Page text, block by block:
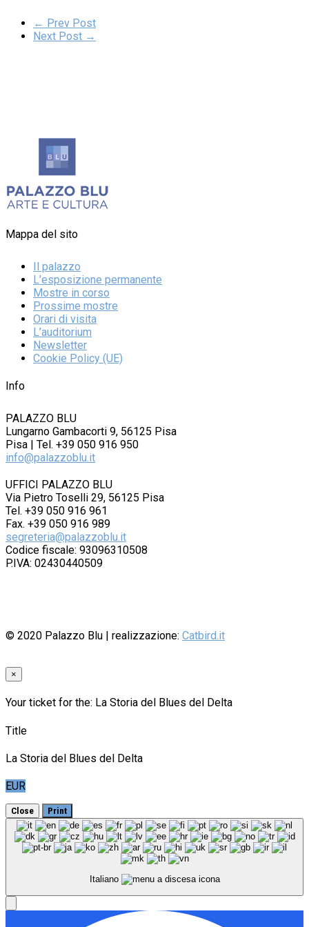
← Prev Post
Next Post →
Mappa del sito
Il palazzo
L’esposizione permanente
Mostre in corso
Prossime mostre
Orari di visita
L’auditorium
Newsletter
Cookie Policy (UE)
Info
PALAZZO BLU
Lungarno Gambacorti 9, 56125 Pisa
Pisa | Tel. +39 050 916 950
info@palazzoblu.it
UFFICI PALAZZO BLU
Via Pietro Toselli 29, 56125 Pisa
Tel. +39 050 916 961
Fax. +39 050 916 989
segreteria@palazzoblu.it
Codice fiscale: 93096310508
P.IVA: 02430440509
© 2020 Palazzo Blu | realizzazione: Catbird.it
×
Your ticket for the: La Storia del Blues del Delta
Title
La Storia del Blues del Delta
EUR
Close Print
Italiano